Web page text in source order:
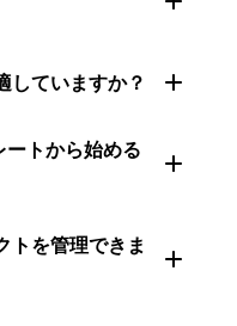
していますか？
ートから始める
トを管理できま